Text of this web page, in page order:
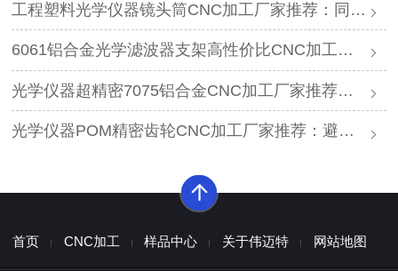
工程塑料光学仪器镜头筒CNC加工厂家推荐：同轴度0.01mm实测工艺
6061铝合金光学滤波器支架高性价比CNC加工厂家怎么选？同轴度0.01mm推荐
光学仪器超精密7075铝合金CNC加工厂家推荐，同轴度0.01mm
光学仪器POM精密齿轮CNC加工厂家推荐：避开3个品控陷阱的方法
首页 CNC加工 样品中心 关于伟迈特 网站地图